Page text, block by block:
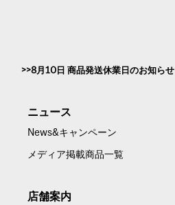
8月10日 商品発送休業日のお知らせ
ニュース
News&キャンペーン
メディア掲載商品一覧
店舗案内